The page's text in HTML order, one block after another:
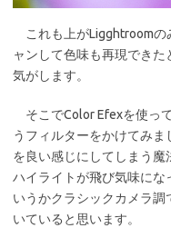
これも上がLigghtroomの
ャンして色味も再現でき
気がします。
そこでColor Efexを使っ
うフィルターをかけてみ
を良い感じにしてしまう魔
ハイライトが飛び気味にな
いうかクラシックカメラ
いていると思います。